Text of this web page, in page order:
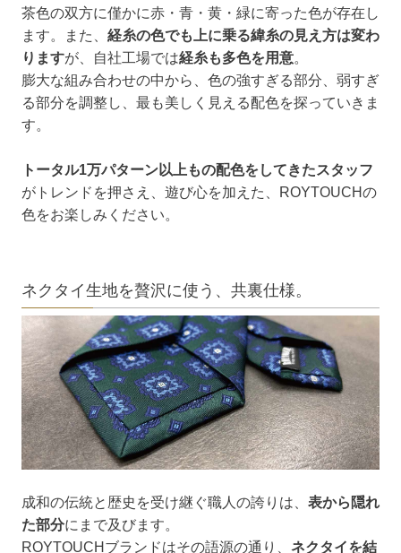
茶色の双方に僅かに赤・青・黄・緑に寄った色が存在し
ます。また、 経糸の色でも上に乗る緯糸の見え方は変わ
りますが、自社工場では経糸も多色を用意。
膨大な組み合わせの中から、色の強すぎる部分、弱すぎ
る部分を調整し、最も美しく見える配色を探っていきま
す。
トータル1万パターン以上もの配色をしてきたスタッフ
がトレンドを押さえ、遊び心を加えた、ROYTOUCHの
色をお楽しみください。
ネクタイ生地を贅沢に使う、共裏仕様。
成和の伝統と歴史を受け継ぐ職人の誇りは、 表から隠れ
た部分にまで及びます。
ROYTOUCHブランドはその語源の通り、 ネクタイを結